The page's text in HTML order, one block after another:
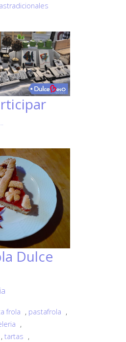
Dulce
frola , pastafrola ,
,
, tartas ,